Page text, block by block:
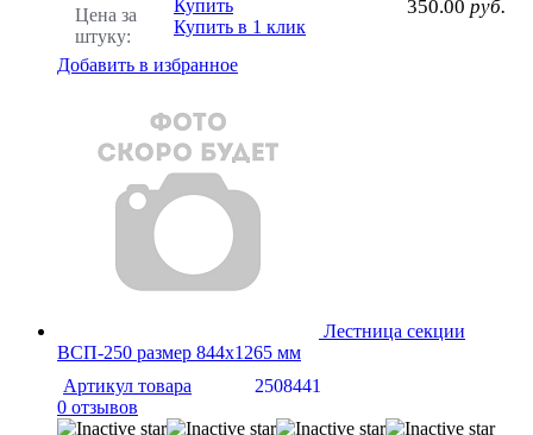
Цена за
штуку:
350.00 руб.
Купить
Купить в 1 клик
Добавить в избранное
Лестница секции
ВСП-250 размер 844х1265 мм
Артикул товара
2508441
0 отзывов